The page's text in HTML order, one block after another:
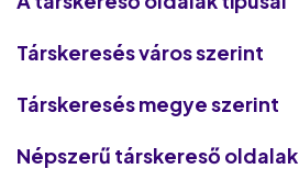
Társkeresés város szerint
Társkeresés megye szerint
Népszerű társkereső oldalak